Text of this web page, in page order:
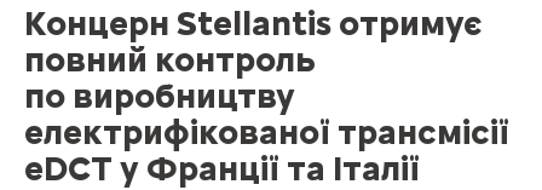
Концерн Stellantis отримує
повний контроль
по виробництву
електрифікованої трансмісії
eDCT у Франції та Італії